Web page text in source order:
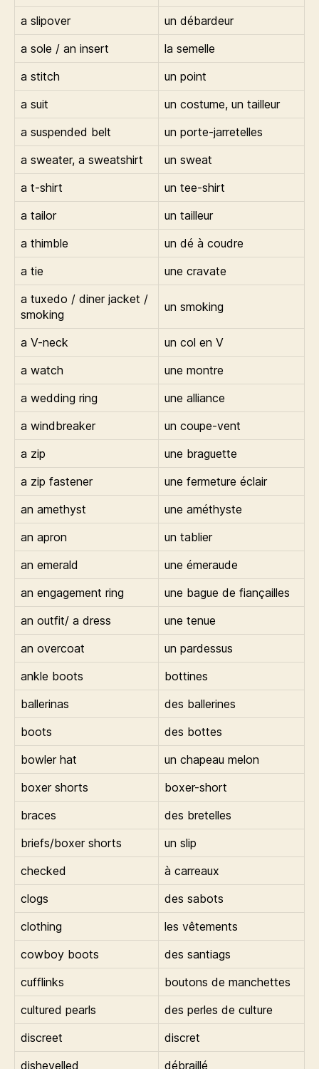
a slipover
un débardeur
a sole / an insert
la semelle
a stitch
un point
a suit
un costume, un tailleur
a suspended belt
un porte-jarretelles
a sweater, a sweatshirt
un sweat
a t-shirt
un tee-shirt
a tailor
un tailleur
a thimble
un dé à coudre
a tie
une cravate
a tuxedo / diner jacket /
smoking
un smoking
a V-neck
un col en V
a watch
une montre
a wedding ring
une alliance
a windbreaker
un coupe-vent
a zip
une braguette
a zip fastener
une fermeture éclair
an amethyst
une améthyste
an apron
un tablier
an emerald
une émeraude
an engagement ring
une bague de fiançailles
an outfit/ a dress
une tenue
an overcoat
un pardessus
ankle boots
bottines
ballerinas
des ballerines
boots
des bottes
bowler hat
un chapeau melon
boxer shorts
boxer-short
braces
des bretelles
briefs/boxer shorts
un slip
checked
à carreaux
clogs
des sabots
clothing
les vêtements
cowboy boots
des santiags
cufflinks
boutons de manchettes
cultured pearls
des perles de culture
discreet
discret
dishevelled
débraillé